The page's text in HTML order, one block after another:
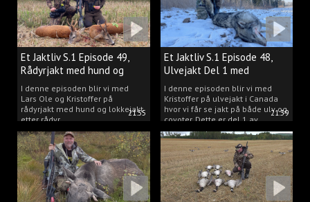
21:55
Et Jaktliv S.1 Episode 49,
Rådyrjakt med hund og
lokkejakt.
I denne episoden blir vi med
Lars Ole og Kristoffer på
rådyrjakt med hund og lokkejakt
etter rådyr.
21:39
Et Jaktliv S.1 Episode 48,
Ulvejakt Del 1 med
Kristoffer Clausen.
I denne episoden blir vi med
Kristoffer på ulvejakt i Canada
hvor vi får se jakt på både ulv og
coyoter. Dette er del 1 av
ulvejakten.